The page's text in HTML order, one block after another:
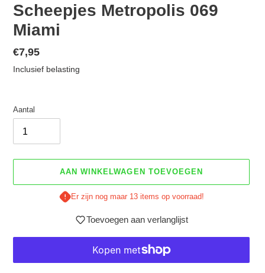
Scheepjes Metropolis 069
Miami
Normale
prijs
€7,95
Inclusief belasting
Aantal
AAN WINKELWAGEN TOEVOEGEN
Er zijn nog maar 13 items op voorraad!
Toevoegen aan verlanglijst